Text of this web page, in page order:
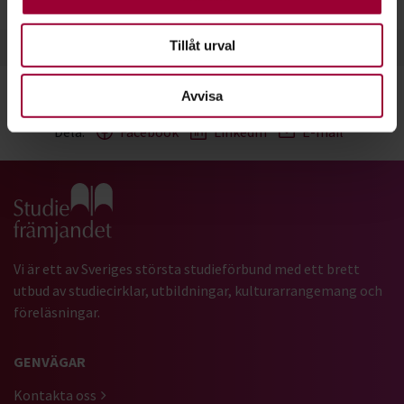
Tillåt urval
Avvisa
Dela: Facebook LinkedIn E-mail
Gå till studiefrämjandets startsida
Vi är ett av Sveriges största studieförbund med ett brett
utbud av studiecirklar, utbildningar, kulturarrangemang och
föreläsningar.
GENVÄGAR
Kontakta oss